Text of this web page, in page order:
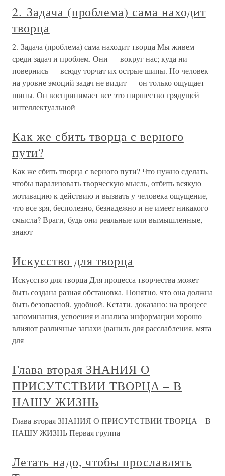
2. Задача (проблема) сама находит
творца
2. Задача (проблема) сама находит творца Мы живем
среди задач и проблем. Они — вокруг нас; куда ни
повернись — всюду торчат их острые шипы. Но человек
на уровне эмоций задач не видит — он только ощущает
шипы. Он воспринимает все это пиршество грядущей
интеллектуальной
Как же сбить творца с верного
пути?
Как же сбить творца с верного пути? Что нужно сделать,
чтобы парализовать творческую мысль, отбить всякую
мотивацию к действию и вызвать у человека ощущение,
что все зря, бесполезно, безнадежно и не имеет никакого
смысла? Враги, будь они реальные или вымышленные,
знают
Искусство для творца
Искусство для творца Для процесса творчества может
быть создана разная обстановка. Понятно, что она должна
быть безопасной, удобной. Кстати, доказано: на процесс
запоминания, усвоения и анализа информации хорошо
влияют различные запахи (ваниль для расслабления, мята
для
Глава вторая ЗНАНИЯ О
ПРИСУТСТВИИ ТВОРЦА – В
НАШУ ЖИЗНЬ
Глава вторая ЗНАНИЯ О ПРИСУТСТВИИ ТВОРЦА – В
НАШУ ЖИЗНЬ Первая группа
Летать надо, чтобы прославлять